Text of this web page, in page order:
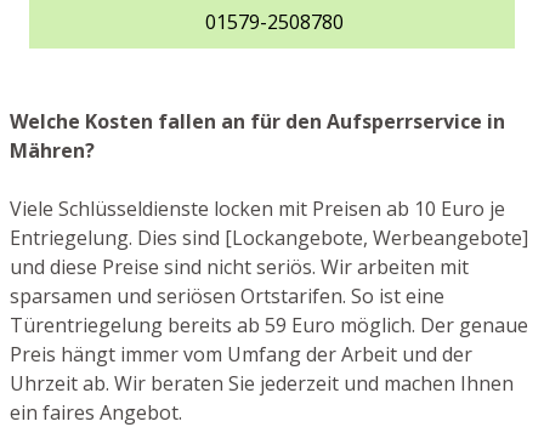
01579-2508780
Welche Kosten fallen an für den Aufsperrservice in
Mähren?
Viele Schlüsseldienste locken mit Preisen ab 10 Euro je
Entriegelung. Dies sind [Lockangebote, Werbeangebote]
und diese Preise sind nicht seriös. Wir arbeiten mit
sparsamen und seriösen Ortstarifen. So ist eine
Türentriegelung bereits ab 59 Euro möglich. Der genaue
Preis hängt immer vom Umfang der Arbeit und der
Uhrzeit ab. Wir beraten Sie jederzeit und machen Ihnen
ein faires Angebot.